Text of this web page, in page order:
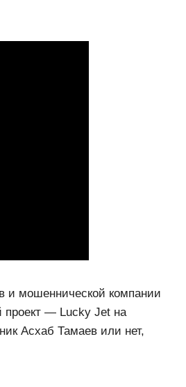
и мошеннической компании
проект — Lucky Jet на
Асхаб Тамаев или нет,